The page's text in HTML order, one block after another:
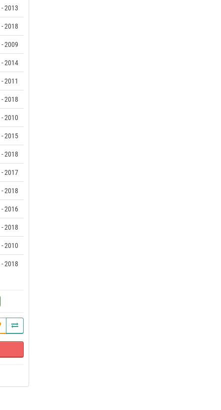
2013
2018
2009
2014
2011
2018
2010
2015
2018
2017
2018
2016
2018
2010
2018